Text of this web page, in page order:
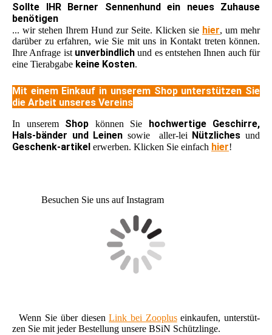
Sollte IHR Berner Sennenhund ein neues Zuhause
benötigen
... wir stehen Ihrem Hund zur Seite. Klicken sie hier, um mehr
darüber zu erfahren, wie Sie mit uns in Kontakt treten können.
Ihre Anfrage ist unverbindlich und es entstehen Ihnen auch für
eine Tierabgabe keine Kosten.
Mit einem Einkauf in unserem Shop unterstützen Sie
die Arbeit unseres Vereins
In unserem Shop können Sie hochwertige Geschirre,
Hals-bänder und Leinen sowie aller-lei Nützliches und
Geschenk-artikel erwerben. Klicken Sie einfach hier!
Besuchen Sie uns auf Instagram
Wenn Sie über diesenLink bei Zoopluseinkaufen, unterstüt-
zen Sie mit jeder Bestellung unsere BSiN Schützlinge.